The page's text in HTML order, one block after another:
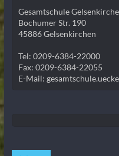
Gesamtschule
Bochumer Str. 190
45886 Gelsenkirchen
Tel: 0209-6384-22000
Fax: 0209-6384-22055
E-Mail: